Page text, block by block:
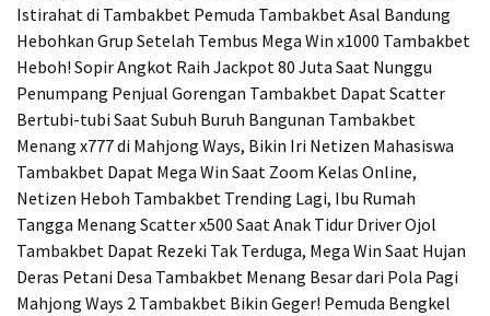
Istirahat di Tambakbet Pemuda Tambakbet Asal Bandung
Hebohkan Grup Setelah Tembus Mega Win x1000 Tambakbet
Heboh! Sopir Angkot Raih Jackpot 80 Juta Saat Nunggu
Penumpang Penjual Gorengan Tambakbet Dapat Scatter
Bertubi-tubi Saat Subuh Buruh Bangunan Tambakbet
Menang x777 di Mahjong Ways, Bikin Iri Netizen Mahasiswa
Tambakbet Dapat Mega Win Saat Zoom Kelas Online,
Netizen Heboh Tambakbet Trending Lagi, Ibu Rumah
Tangga Menang Scatter x500 Saat Anak Tidur Driver Ojol
Tambakbet Dapat Rezeki Tak Terduga, Mega Win Saat Hujan
Deras Petani Desa Tambakbet Menang Besar dari Pola Pagi
Mahjong Ways 2 Tambakbet Bikin Geger! Pemuda Bengkel